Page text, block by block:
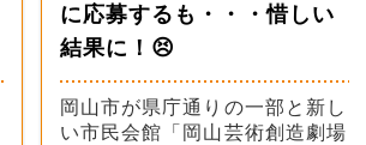
に応募するも・・・惜しい
結果に！😣
岡山市が県庁通りの一部と新し
い市民会館「岡山芸術創造劇場